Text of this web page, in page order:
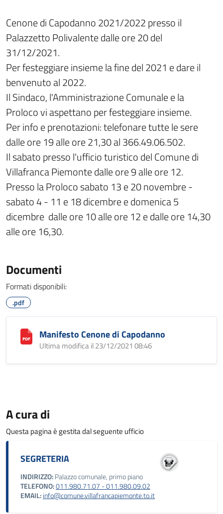
Cenone di Capodanno 2021/2022 presso il
Palazzetto Polivalente dalle ore 20 del
31/12/2021.
Per festeggiare insieme la fine del 2021 e dare il
benvenuto al 2022.
Il Sindaco, l'Amministrazione Comunale e la
Proloco vi aspettano per festeggiare insieme.
Per info e prenotazioni: telefonare tutte le sere
dalle ore 19 alle ore 21,30 al 366.49.06.502.
Il sabato presso l'ufficio turistico del Comune di
Villafranca Piemonte dalle ore 9 alle ore 12.
Presso la Proloco sabato 13 e 20 novembre -
sabato 4 - 11 e 18 dicembre e domenica 5
dicembre dalle ore 10 alle ore 12 e dalle ore 14,30
alle ore 16,30.
Documenti
Formati disponibili:
.pdf
Manifesto Cenone di Capodanno
Ultima modifica il 23/12/2021 08:46
A cura di
Questa pagina è gestita dal seguente ufficio
SEGRETERIA
INDIRIZZO:Palazzo comunale, primo piano
TELEFONO:011.980.71.07 - 011.980.09.02
EMAIL:info@comune.villafrancapiemonte.to.it